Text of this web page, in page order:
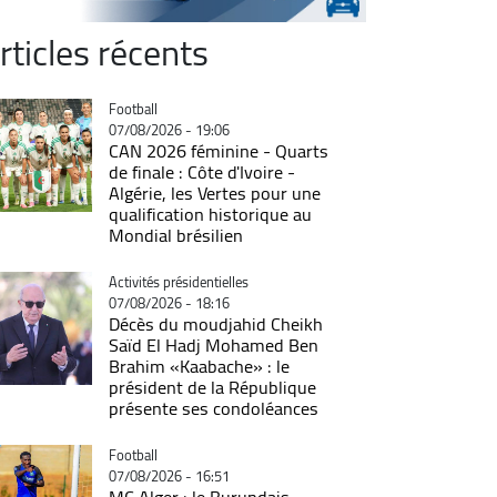
récents
Catégorie
Football
07/08/2026 - 19:06
CAN 2026 féminine - Quarts
de finale : Côte d'Ivoire -
Algérie, les Vertes pour une
qualification historique au
Mondial brésilien
Catégorie
Activités présidentielles
07/08/2026 - 18:16
Décès du moudjahid Cheikh
Saïd El Hadj Mohamed Ben
Brahim «Kaabache» : le
président de la République
présente ses condoléances
Catégorie
Football
07/08/2026 - 16:51